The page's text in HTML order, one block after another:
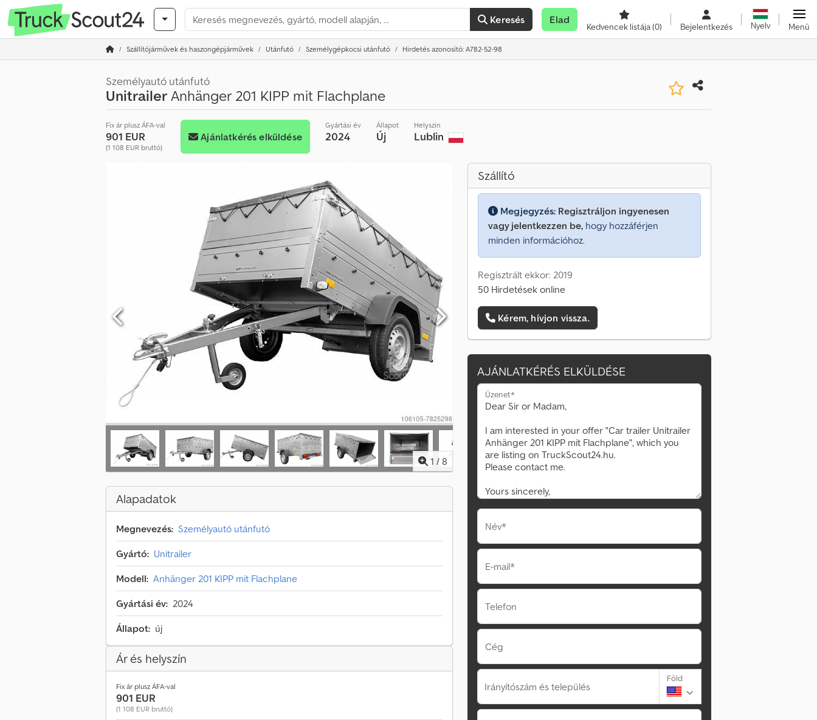
Keresés Elad
Kedvencek listája(0) Bejelentkezés Nyelv Menü
Szállítójárművek és haszongépjárművek Utánfutó Személygépkocsi utánfutó Hirdetés azonosító: A782-52-98
Személyautó utánfutó
UnitrailerAnhänger 201 KIPP mit Flachplane
Fix ár plusz ÁFA-val
901 EUR
(1 108 EUR bruttó)
Ajánlatkérés elküldése
Gyártási év
2024
Állapot
Új
Helyszín
Lublin
1 / 8
Alapadatok
Megnevezés: Személyautó utánfutó
Gyártó: Unitrailer
Modell: Anhänger 201 KIPP mit Flachplane
Gyártási év: 2024
Állapot: új
Ár és helyszín
Fix ár plusz ÁFA-val
901 EUR
(1 108 EUR bruttó)
Szállító
Megjegyzés: Regisztráljon ingyenesen
vagy jelentkezzen be, hogy hozzáférjen
minden információhoz.
Regisztrált ekkor: 2019
50 Hirdetések online
Kérem, hívjon vissza.
AJÁNLATKÉRÉS ELKÜLDÉSE
Üzenet*
Név*
E-mail*
Telefon
Cég
Irányítószám és település
Föld